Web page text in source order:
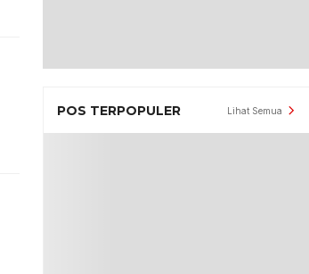
POS TERPOPULER Lihat Semua